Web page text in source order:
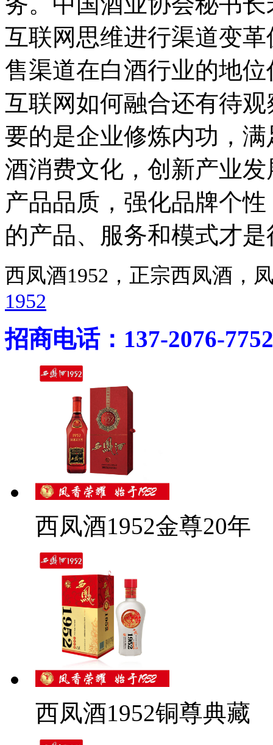
互联网思维进行渠道变
售渠道在白酒行业的地
互联网如何融合还有待
要的是企业修炼内功，
酒消费文化，创新产业
产品品质，强化品牌个
的产品、服务和模式才
西凤酒1952，正宗西凤酒
1952
招商电话：137-2076-7752
西凤酒1952金尊20年
西凤酒1952铜尊典藏